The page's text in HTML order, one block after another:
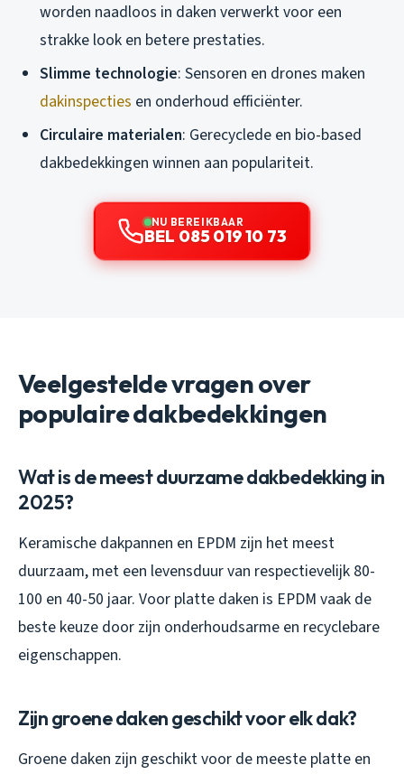
worden naadloos in daken verwerkt voor een
strakke look en betere prestaties.
Slimme technologie: Sensoren en drones maken
dakinspecties en onderhoud efficiënter.
Circulaire materialen: Gerecyclede en bio-based
dakbedekkingen winnen aan populariteit.
NU BEREIKBAAR
BEL 085 019 10 73
Veelgestelde vragen over
populaire dakbedekkingen
Wat is de meest duurzame dakbedekking in
2025?
Keramische dakpannen en EPDM zijn het meest
duurzaam, met een levensduur van respectievelijk 80-
100 en 40-50 jaar. Voor platte daken is EPDM vaak de
beste keuze door zijn onderhoudsarme en recyclebare
eigenschappen.
Zijn groene daken geschikt voor elk dak?
Groene daken zijn geschikt voor de meeste platte en